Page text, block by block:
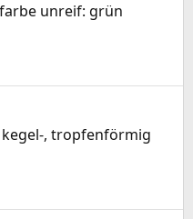
unreif: grün
kegel-, tropfenförmig